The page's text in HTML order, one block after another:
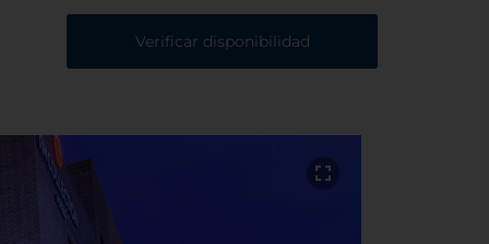
Verificar disponibilidad